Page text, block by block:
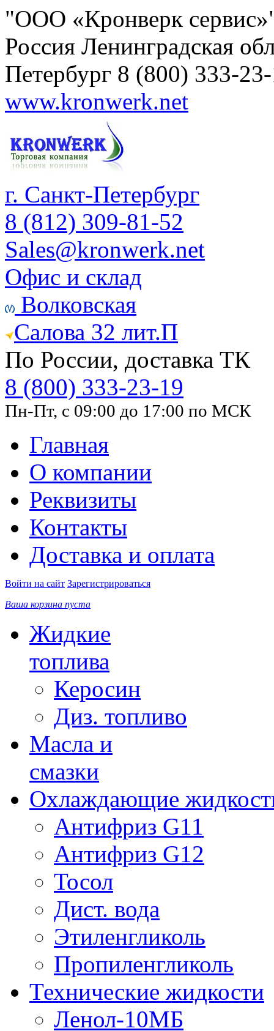
"ООО «Кронверк
Россия Ленинградская
Петербург 8 (800) 333-
www.kronwerk.net
г. Санкт-Петербург
8 (812) 309-81-52
Sales@kronwerk.net
Офис и склад
Волковская
Салова 32 лит.П
По России, доставка ТК
8 (800) 333-23-19
Пн-Пт, с 09:00 до 17:00 по МСК
Главная
О компании
Реквизиты
Контакты
Доставка и оплата
Войти на сайт Зарегистрироваться
Ваша корзина пуста
Жидкие
топлива
Керосин
Диз. топливо
Масла и
смазки
Охлаждающие
Антифриз G11
Антифриз G12
Тосол
Дист. вода
Этиленгликоль
Пропиленгликоль
Технические жидкости
Ленол-10МБ